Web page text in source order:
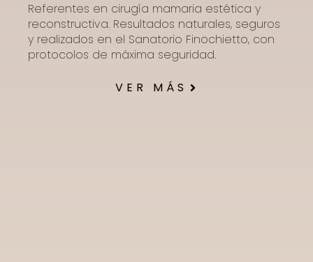
Referentes en cirugía mamaria estética y
reconstructiva. Resultados naturales, seguros
y realizados en el Sanatorio Finochietto, con
protocolos de máxima seguridad.
VER MÁS